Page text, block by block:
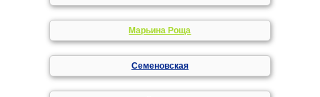
Марьина Роща
Семеновская